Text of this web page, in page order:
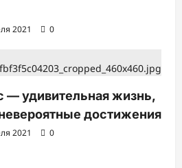
2021 0
— удивительная жизнь,
достижения
2021 0